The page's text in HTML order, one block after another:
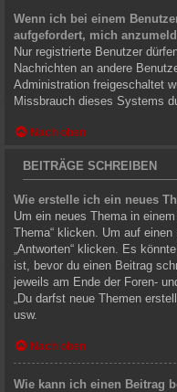
Wenn ich bei einem
aufgefordert, mich
Nur registrierte Benutzer
Nachrichten an andere
Administration freigeschaltet
Missbrauch dieses Systems
Nach oben
BEITRÄGE SCHREIBEN
Wie erstelle ich ein neues
Um ein neues Thema in
Thema“ klicken. Um auf
„Antworten“ klicken. Es
ist, bevor du einen Beitrag
jeweils am Ende der Foren-
„Du darfst neue Themen
usw.
Nach oben
Wie kann ich einen Beitrag